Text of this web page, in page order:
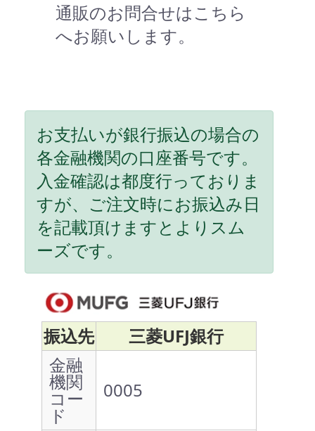
通販のお問合せはこちら
へお願いします。
お支払いが銀行振込の場合の
各金融機関の口座番号です。
入金確認は都度行っておりま
すが、ご注文時にお振込み日
を記載頂けますとよりスム
ーズです。
振込先
三菱UFJ銀行
金融
機関
コー
ド
0005